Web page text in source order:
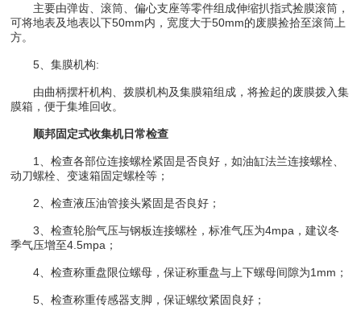
主要由弹齿、滚筒、偏心支座等零件组成伸缩扒指式捡膜滚筒，
可将地表及地表以下50mm内，宽度大于50mm的废膜捡拾至滚筒上
方。
5、集膜机构:
由曲柄摆杆机构、拨膜机构及集膜箱组成，将捡起的废膜拨入集
膜箱，便于集堆回收。
顺邦固定式收集机日常检查
1、检查各部位连接螺栓紧固是否良好，如油缸法兰连接螺栓、
动刀螺栓、变速箱固定螺栓等；
2、检查液压油管接头紧固是否良好；
3、检查轮胎气压与钢板连接螺栓，标准气压为4mpa，建议冬
季气压增至4.5mpa；
4、检查称重盘限位螺母，保证称重盘与上下螺母间隙为1mm；
5、检查称重传感器支脚，保证螺纹紧固良好；